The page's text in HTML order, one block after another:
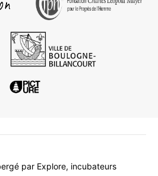
par Explore, incubateurs